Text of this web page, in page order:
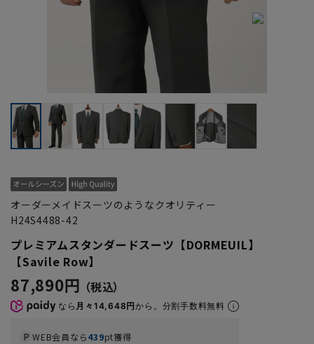
オーダーメイドスーツのようなクオリティー
H24S4488-42
プレミアムスタンダードスーツ【DORMEUIL】
【Savile Row】
87,890円
なら 月々14,648円から。分割手数料無料
WEB会員なら439pt獲得